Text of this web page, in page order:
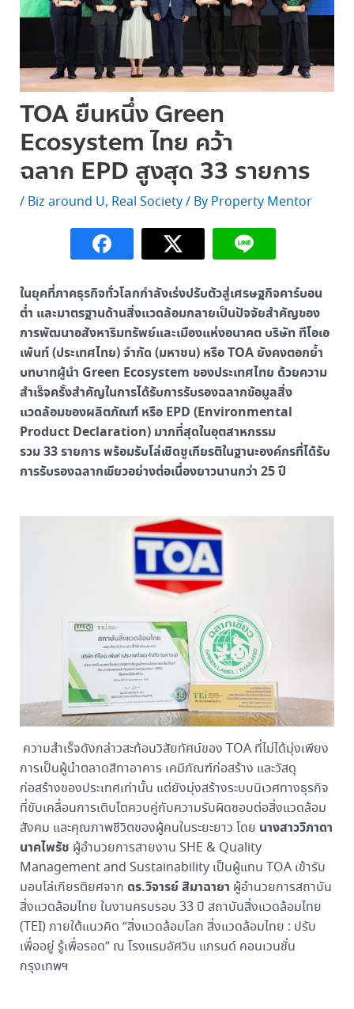
TOA ยืนหนึ่ง Green
Ecosystem ไทย คว้า
ฉลาก EPD สูงสุด 33 รายการ
/ Biz around U, Real Society/ By Property Mentor
ในยุคที่ภาคธุรกิจทั่วโลกกำลังเร่งปรับตัวสู่เศรษฐกิจคาร์บอน
ต่ำ และมาตรฐานด้านสิ่งแวดล้อมกลายเป็นปัจจัยสำคัญของ
การพัฒนาอสังหาริมทรัพย์และเมืองแห่งอนาคต บริษัท ทีโอเอ
เพ้นท์ (ประเทศไทย) จำกัด (มหาชน) หรือ TOA ยังคงตอกย้ำ
บทบาทผู้นำ Green Ecosystem ของประเทศไทย ด้วยความ
สำเร็จครั้งสำคัญในการได้รับการรับรองฉลากข้อมูลสิ่ง
แวดล้อมของผลิตภัณฑ์ หรือ EPD (Environmental
Product Declaration) มากที่สุดในอุตสาหกรรม
รวม 33 รายการ พร้อมรับโล่เชิดชูเกียรติในฐานะองค์กรที่ได้รับ
การรับรองฉลากเขียวอย่างต่อเนื่องยาวนานกว่า 25 ปี
ความสำเร็จดังกล่าวสะท้อนวิสัยทัศน์ของ TOA ที่ไม่ได้มุ่งเพียง
การเป็นผู้นำตลาดสีทาอาคาร เคมีภัณฑ์ก่อสร้าง และวัสดุ
ก่อสร้างของประเทศเท่านั้น แต่ยังมุ่งสร้างระบบนิเวศทางธุรกิจ
ที่ขับเคลื่อนการเติบโตควบคู่กับความรับผิดชอบต่อสิ่งแวดล้อม
สังคม และคุณภาพชีวิตของผู้คนในระยะยาว โดย นางสาววิภาดา
นาคไพรัช ผู้อำนวยการสายงาน SHE & Quality
Management and Sustainability เป็นผู้แทน TOA เข้ารับ
มอบโล่เกียรติยศจาก ดร.วิจารย์ สิมาฉายา ผู้อำนวยการสถาบัน
สิ่งแวดล้อมไทย ในงานครบรอบ 33 ปี สถาบันสิ่งแวดล้อมไทย
(TEI) ภายใต้แนวคิด “สิ่งแวดล้อมโลก สิ่งแวดล้อมไทย : ปรับ
เพื่ออยู่ รู้เพื่อรอด” ณ โรงแรมอัศวิน แกรนด์ คอนเวนชั่น
กรุงเทพฯ